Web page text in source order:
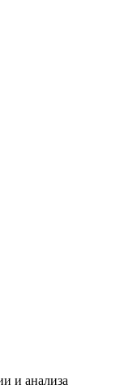
и анализа